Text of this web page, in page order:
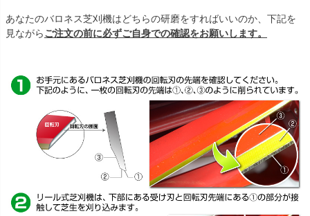
あなたのバロネス芝刈機はどちらの研磨をすればいいのか、下記を
見ながらご注文の前に必ずご自身での確認をお願いします。